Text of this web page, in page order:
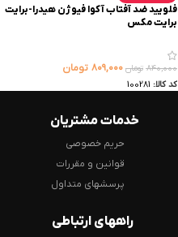
فلویید ضد آفتاب آکوا فیوژن هیدرا-برایت
برایت مکس
۸۴۰,۰۰۰ تومان ۸۰۹,۰۰۰ تومان
کد کالا: 100281
خدمات مشتریان
حریم خصوصی
قوانین و مقررات
پرسشهای متداول
راههای ارتباطی